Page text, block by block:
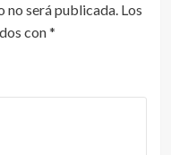
no será publicada. Los
con*